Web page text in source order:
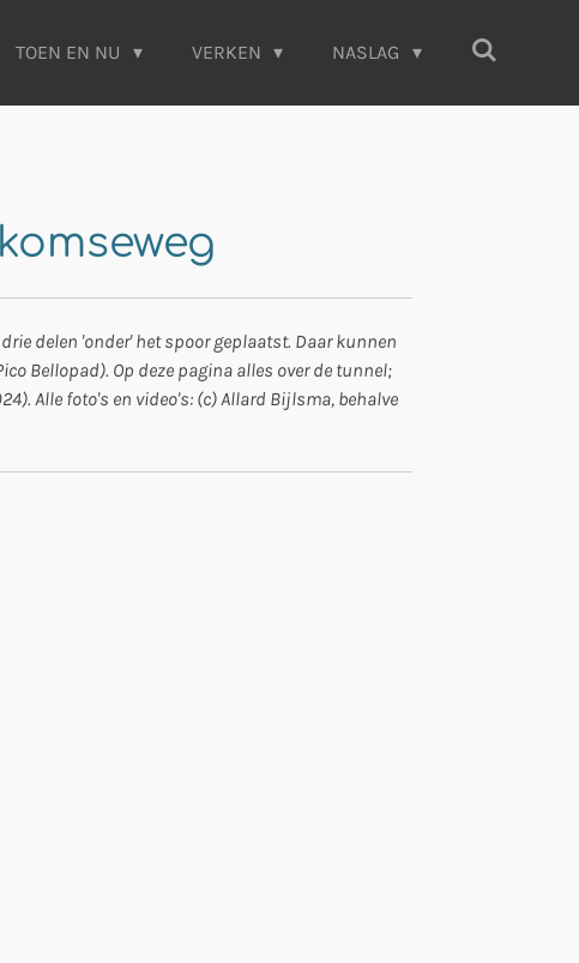
TOEN EN NU VERKEN NASLAG
delen 'onder' het spoor geplaatst. Daar kunnen
Bellopad). Op deze pagina alles over de tunnel;
Alle foto's en video's: (c) Allard Bijlsma, behalve